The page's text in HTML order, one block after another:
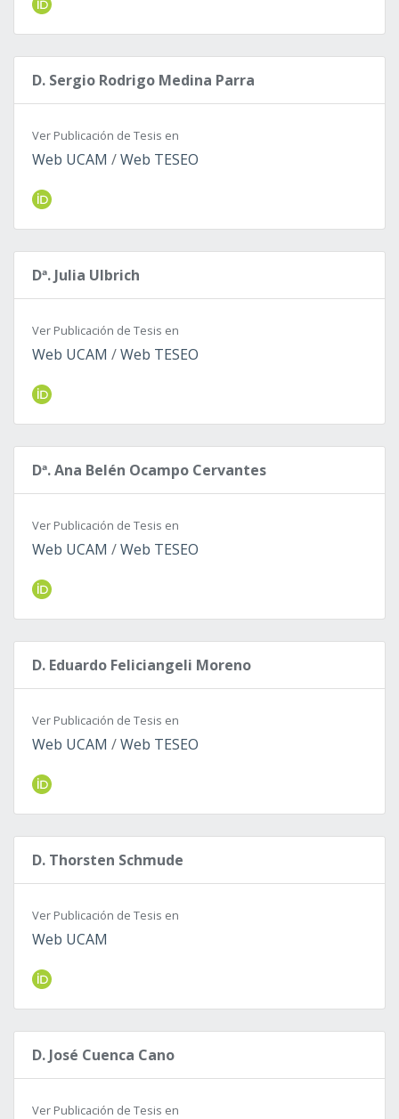
D. Sergio Rodrigo Medina Parra
Ver Publicación de Tesis en
Web UCAM /Web TESEO
Dª. Julia Ulbrich
Ver Publicación de Tesis en
Web UCAM /Web TESEO
Dª. Ana Belén Ocampo Cervantes
Ver Publicación de Tesis en
Web UCAM /Web TESEO
D. Eduardo Feliciangeli Moreno
Ver Publicación de Tesis en
Web UCAM /Web TESEO
D. Thorsten Schmude
Ver Publicación de Tesis en
Web UCAM
D. José Cuenca Cano
Ver Publicación de Tesis en